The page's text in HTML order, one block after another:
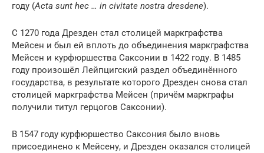
году (Acta sunt hec … in civitate nostra dresdene).
С 1270 года Дрезден стал столицей маркграфства
Мейсен и был ей вплоть до объединения маркграфства
Мейсен и курфюршества Саксонии в 1422 году. В 1485
году произошёл Лейпцигский раздел объединённого
государства, в результате которого Дрезден снова стал
столицей маркграфства Мейсен (причём маркграфы
получили титул герцогов Саксонии).
В 1547 году курфюршество Саксония было вновь
присоединено к Мейсену, и Дрезден оказался столицей